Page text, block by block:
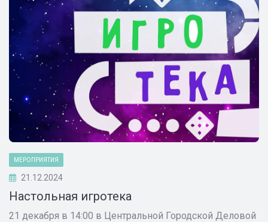
МЕРОПРИЯТИЯ
21.12.2024
Настольная игротека
21 декабря в 14:00 в Центральной Городской Деловой